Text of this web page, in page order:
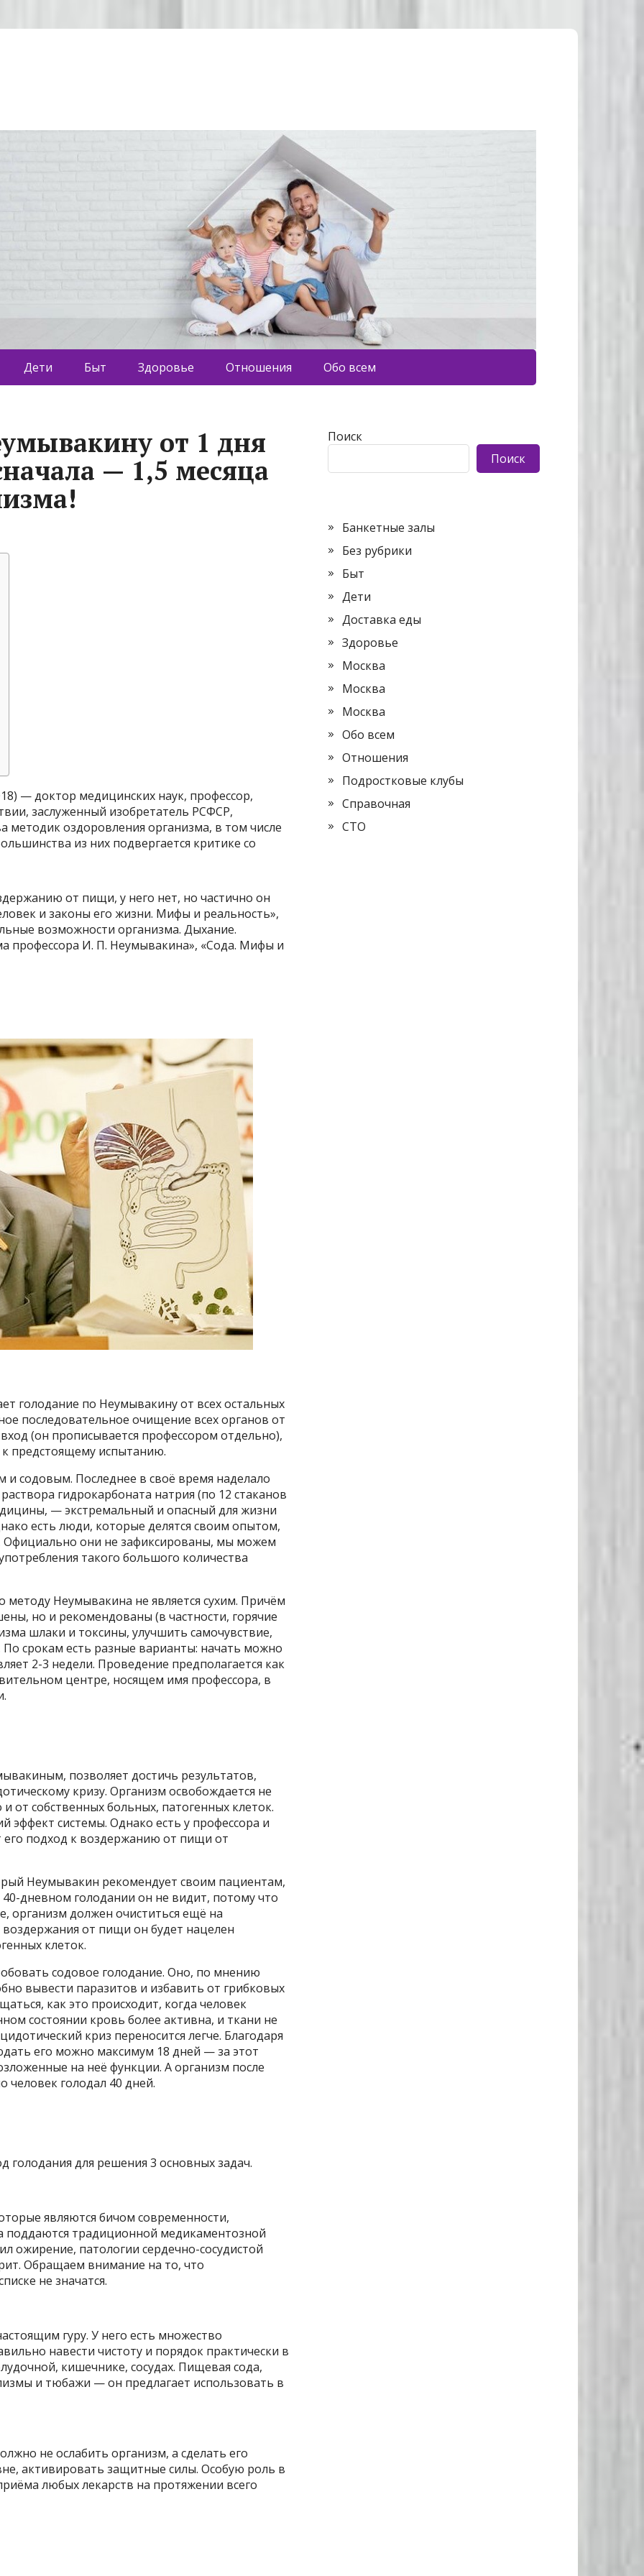
Дети Быт Здоровье Отношения Обо всем
от 1 дня
— 1,5 месяца
— доктор медицинских наук, профессор,
заслуженный изобретатель РСФСР,
оздоровления организма, в том числе
из них подвергается критике со
от пищи, у него нет, но частично он
и законы его жизни. Мифы и реальность»,
возможности организма. Дыхание.
профессора И. П. Неумывакина», «Сода. Мифы и
голодание по Неумывакину от всех остальных
последовательное очищение всех органов от
(он прописывается профессором отдельно),
предстоящему испытанию.
содовым. Последнее в своё время наделало
гидрокарбоната натрия (по 12 стаканов
— экстремальный и опасный для жизни
есть люди, которые делятся своим опытом,
Официально они не зафиксированы, мы можем
такого большого количества
Неумывакина не является сухим. Причём
но и рекомендованы (в частности, горячие
шлаки и токсины, улучшить самочувствие,
срокам есть разные варианты: начать можно
2-3 недели. Проведение предполагается как
центре, носящем имя профессора, в
позволяет достичь результатов,
кризу. Организм освобождается не
от собственных больных, патогенных клеток.
эффект системы. Однако есть у профессора и
подход к воздержанию от пищи от
Неумывакин рекомендует своим пациентам,
дневном голодании он не видит, потому что
организм должен очиститься ещё на
от пищи он будет нацелен
клеток.
содовое голодание. Оно, по мнению
вывести паразитов и избавить от грибковых
как это происходит, когда человек
состоянии кровь более активна, и ткани не
криз переносится легче. Благодаря
его можно максимум 18 дней — за этот
на неё функции. А организм после
человек голодал 40 дней.
голодания для решения 3 основных задач.
являются бичом современности,
поддаются традиционной медикаментозной
ожирение, патологии сердечно-сосудистой
Обращаем внимание на то, что
не значатся.
гуру. У него есть множество
навести чистоту и порядок практически в
кишечнике, сосудах. Пищевая сода,
и тюбажи — он предлагает использовать в
не ослабить организм, а сделать его
активировать защитные силы. Особую роль в
любых лекарств на протяжении всего
Поиск
Поиск
Банкетные залы
Без рубрики
Быт
Дети
Доставка еды
Здоровье
Москва
Москва
Москва
Обо всем
Отношения
Подростковые клубы
Справочная
СТО